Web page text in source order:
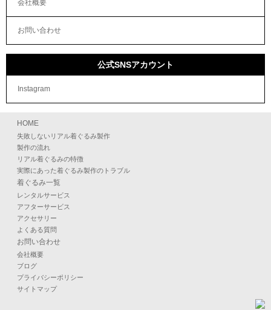
会社概要
お問い合わせ
公式SNSアカウント
Instagram
HOME
失敗しないリアル着ぐるみ製作
製作の流れ
リアル着ぐるみの特徴
実際にあった着ぐるみ製作のトラブル
着ぐるみ一覧
レンタルサービス
アフターサービス
アクセサリー
よくある質問
お問い合わせ
会社概要
ブログ
プライバシーポリシー
サイトマップ